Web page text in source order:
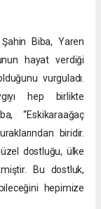
Biba, Yaren
hayat verdiği
vurguladı.
hep birlikte
“Eskikaraağaç
biridir.
dostluğu, ülke
Bu dostluk,
hepimize